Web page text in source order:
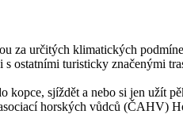
za určitých klimatických
turisticky značenými
kopce, sjíždět a nebo si jen užít
horských vůdců (ČAHV)